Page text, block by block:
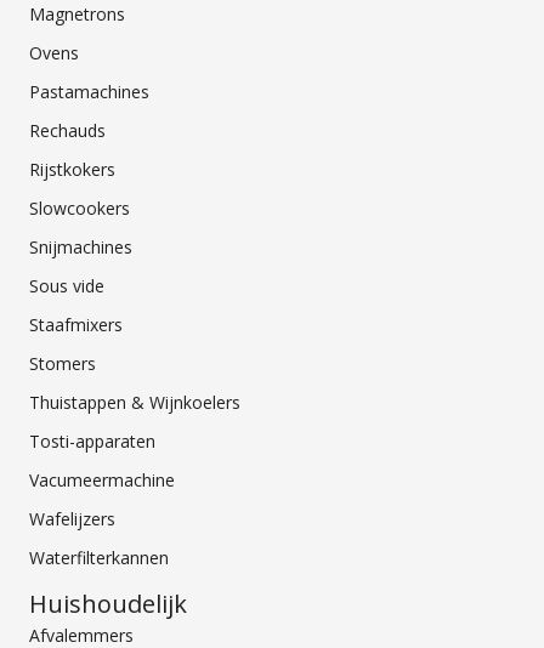
Magnetrons
Ovens
Pastamachines
Rechauds
Rijstkokers
Slowcookers
Snijmachines
Sous vide
Staafmixers
Stomers
Thuistappen & Wijnkoelers
Tosti-apparaten
Vacumeermachine
Wafelijzers
Waterfilterkannen
Huishoudelijk
Afvalemmers